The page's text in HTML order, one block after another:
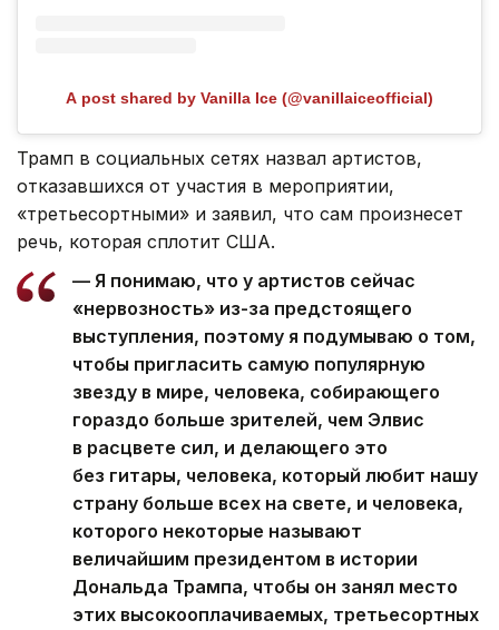
A post shared by Vanilla Ice (@vanillaiceofficial)
Трамп в социальных сетях назвал артистов,
отказавшихся от участия в мероприятии,
«третьесортными» и заявил, что сам произнесет
речь, которая сплотит США.
— Я понимаю, что у артистов сейчас
«нервозность» из-за предстоящего
выступления, поэтому я подумываю о том,
чтобы пригласить самую популярную
звезду в мире, человека, собирающего
гораздо больше зрителей, чем Элвис
в расцвете сил, и делающего это
без гитары, человека, который любит нашу
страну больше всех на свете, и человека,
которого некоторые называют
величайшим президентом в истории
Дональда Трампа, чтобы он занял место
этих высокооплачиваемых, третьесортных